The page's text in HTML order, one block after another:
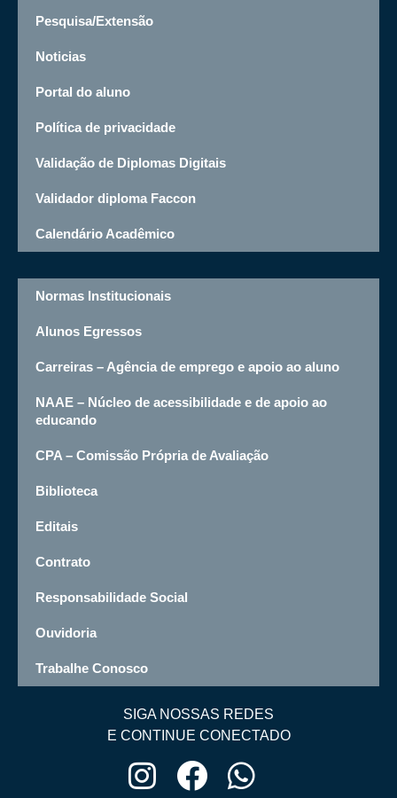
Pesquisa/Extensão
Noticias
Portal do aluno
Política de privacidade
Validação de Diplomas Digitais
Validador diploma Faccon
Calendário Acadêmico
Normas Institucionais
Alunos Egressos
Carreiras – Agência de emprego e apoio ao aluno
NAAE – Núcleo de acessibilidade e de apoio ao
educando
CPA – Comissão Própria de Avaliação
Biblioteca
Editais
Contrato
Responsabilidade Social
Ouvidoria
Trabalhe Conosco
SIGA NOSSAS REDES
E CONTINUE CONECTADO